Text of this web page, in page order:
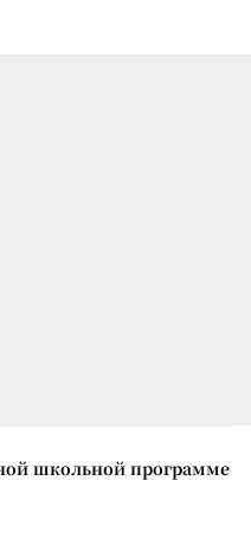
школьной программе